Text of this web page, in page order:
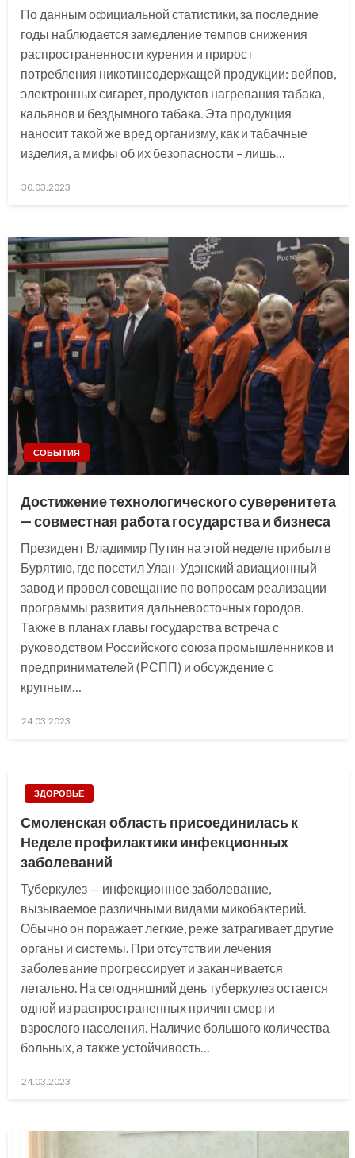
По данным официальной статистики, за последние
годы наблюдается замедление темпов снижения
распространенности курения и прирост
потребления никотинсодержащей продукции: вейпов,
электронных сигарет, продуктов нагревания табака,
кальянов и бездымного табака. Эта продукция
наносит такой же вред организму, как и табачные
изделия, а мифы об их безопасности – лишь…
Posted
30.03.2023
СОБЫТИЯ
Достижение технологического суверенитета
— совместная работа государства и бизнеса
Президент Владимир Путин на этой неделе прибыл в
Бурятию, где посетил Улан-Удэнский авиационный
завод и провел совещание по вопросам реализации
программы развития дальневосточных городов.
Также в планах главы государства встреча с
руководством Российского союза промышленников и
предпринимателей (РСПП) и обсуждение с
крупным…
Posted
24.03.2023
ЗДОРОВЬЕ
Смоленская область присоединилась к
Неделе профилактики инфекционных
заболеваний
Туберкулез — инфекционное заболевание,
вызываемое различными видами микобактерий.
Обычно он поражает легкие, реже затрагивает другие
органы и системы. При отсутствии лечения
заболевание прогрессирует и заканчивается
летально. На сегодняшний день туберкулез остается
одной из распространенных причин смерти
взрослого населения. Наличие большого количества
больных, а также устойчивость…
Posted
24.03.2023